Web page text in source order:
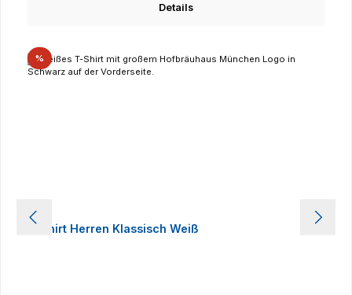
Details
%Rabatt
T-Shirt Herren Klassisch Weiß